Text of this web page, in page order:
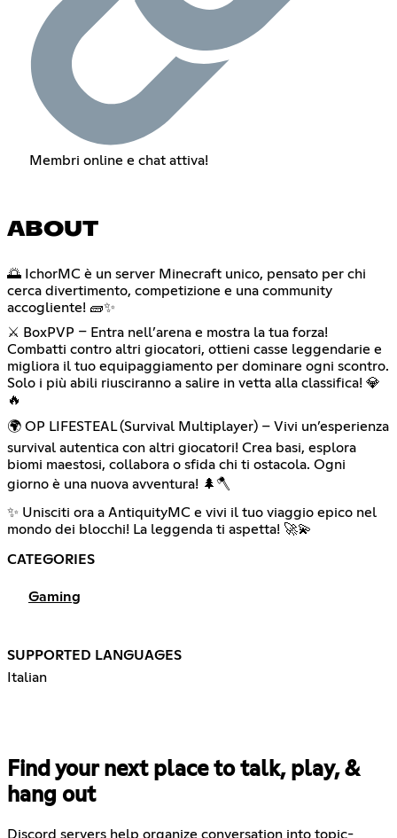
Membri online e chat attiva!
ABOUT
🌅 IchorMC è un server Minecraft unico, pensato per chi
cerca divertimento, competizione e una community
accogliente! 🧱✨
⚔️ BoxPVP – Entra nell’arena e mostra la tua forza!
Combatti contro altri giocatori, ottieni casse leggendarie e
migliora il tuo equipaggiamento per dominare ogni scontro.
Solo i più abili riusciranno a salire in vetta alla classifica! 💎
🔥
🌍 OP LIFESTEAL (Survival Multiplayer) – Vivi un’esperienza
survival autentica con altri giocatori! Crea basi, esplora
biomi maestosi, collabora o sfida chi ti ostacola. Ogni
giorno è una nuova avventura! 🌲🪓
✨ Unisciti ora a AntiquityMC e vivi il tuo viaggio epico nel
mondo dei blocchi! La leggenda ti aspetta! 🚀💫
CATEGORIES
Gaming
SUPPORTED LANGUAGES
Italian
Find your next place to talk, play, &
hang out
Discord servers help organize conversation into topic-